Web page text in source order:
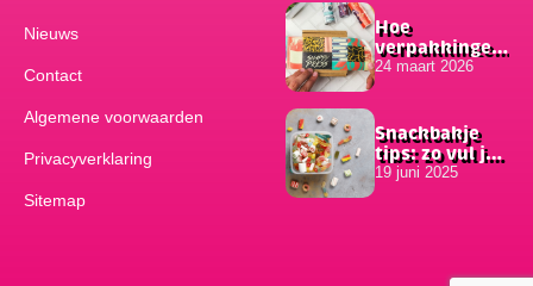
Nieuws
Contact
Algemene voorwaarden
Privacyverklaring
Sitemap
jongeren
Hoe
verpakkingen
bijdragen aan
bestellingen
24 maart 2026
Snackbakje
tips: zo vul je
hem
19 juni 2025